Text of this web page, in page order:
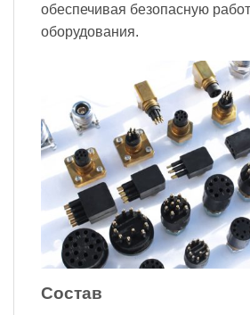
обеспечивая безопасную
оборудования.
Состав